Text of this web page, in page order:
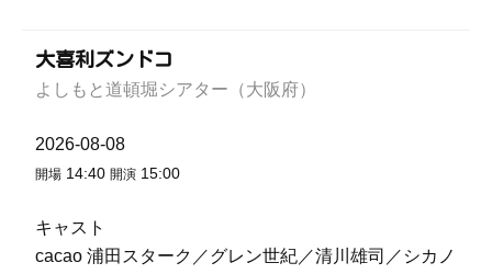
大喜利ズンドコ
よしもと道頓堀シアター（大阪府）
2026-08-08
開場 14:40 開演 15:00
キャスト
cacao 浦田スターク／グレン世紀／清川雄司／シカノ